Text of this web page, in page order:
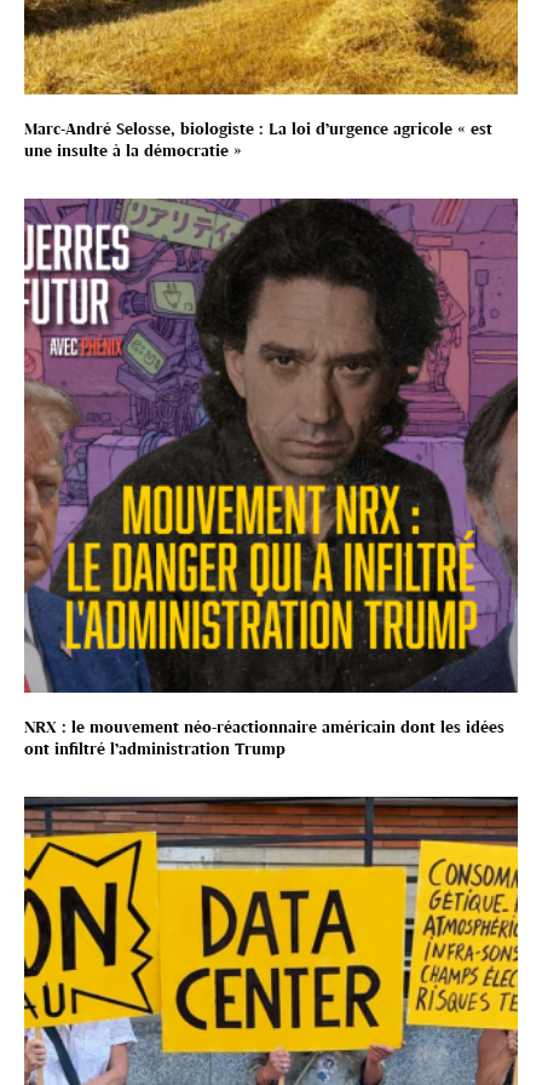
Marc-André Selosse, biologiste : La loi d’urgence agricole « est
une insulte à la démocratie »
NRX : le mouvement néo-réactionnaire américain dont les idées
ont infiltré l’administration Trump